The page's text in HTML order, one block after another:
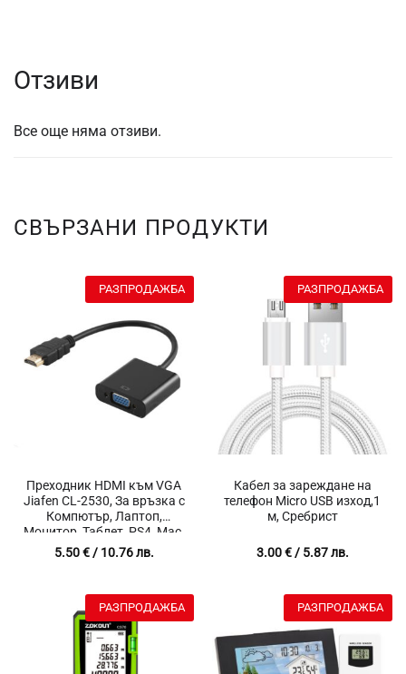
Отзиви
Все още няма отзиви.
СВЪРЗАНИ ПРОДУКТИ
Преходник HDMI към VGA
Jiafen CL-2530, За връзка с
Компютър, Лаптоп,
Монитор, Таблет, PS4, Mac,
Проектор, 1080P, Кабел,
Дължина 25 см.
5.50€/ 10.76 лв.
РАЗПРОДАЖБА
Кабел за зареждане на
телефон Micro USB изход,1
м, Сребрист
3.00€/ 5.87 лв.
РАЗПРОДАЖБА
РАЗПРОДАЖБА РАЗПРОДАЖБА